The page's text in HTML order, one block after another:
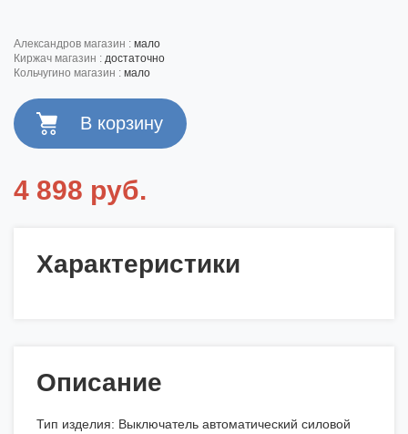
александров магазин : мало
киржач магазин : достаточно
кольчугино магазин : мало
4 898 руб.
Характеристики
Описание
Тип изделия: Выключатель автоматический силовой